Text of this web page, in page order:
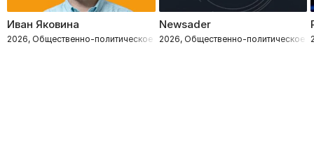
Иван Яковина
2026, Общественно-политическое
Newsader
2026, Общественно-политическое